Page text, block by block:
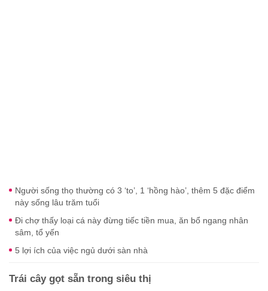
Người sống thọ thường có 3 ‘to’, 1 ‘hồng hào’, thêm 5 đặc điểm
này sống lâu trăm tuổi
Đi chợ thấy loại cá này đừng tiếc tiền mua, ăn bổ ngang nhân
sâm, tổ yến
5 lợi ích của việc ngủ dưới sàn nhà
Trái cây gọt sẵn trong siêu thị